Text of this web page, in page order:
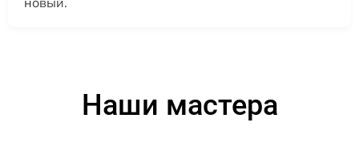
Наши мастера